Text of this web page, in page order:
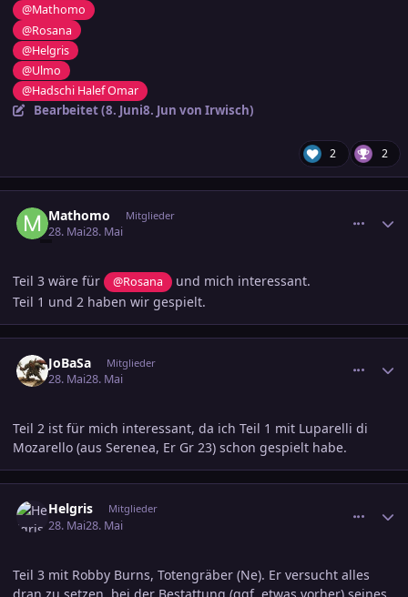
@Mathomo
@Rosana
@Helgris
@Ulmo
@Hadschi Halef Omar
Bearbeitet (8. Juni8. Jun von Irwisch)
2 2
Mathomo Mitglieder
28. Mai28. Mai
Teil 3 wäre für @Rosana
und mich interessant.
Teil 1 und 2 haben wir gespielt.
JoBaSa Mitglieder
28. Mai28. Mai
Teil 2 ist für mich interessant, da ich Teil 1 mit Luparelli di
Mozarello (aus Serenea, Er Gr 23) schon gespielt habe.
Helgris Mitglieder
28. Mai28. Mai
Teil 3 mit Robby Burns, Totengräber (Ne). Er versucht alles